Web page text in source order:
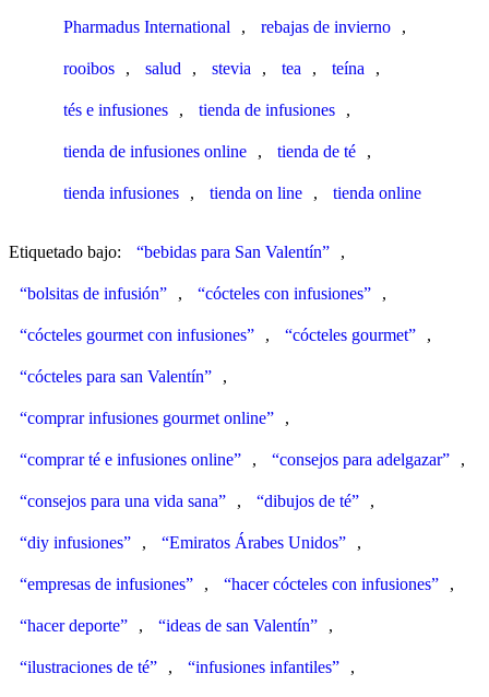
Pharmadus International , rebajas de invierno ,
rooibos , salud , stevia , tea , teína ,
tés e infusiones , tienda de infusiones ,
tienda de infusiones online , tienda de té ,
tienda infusiones , tienda on line , tienda online
Etiquetado bajo: “bebidas para San Valentín” ,
“bolsitas de infusión” , “cócteles con infusiones” ,
“cócteles gourmet con infusiones” , “cócteles gourmet” ,
“cócteles para san Valentín” ,
“comprar infusiones gourmet online” ,
“comprar té e infusiones online” , “consejos para adelgazar” ,
“consejos para una vida sana” , “dibujos de té” ,
“diy infusiones” , “Emiratos Árabes Unidos” ,
“empresas de infusiones” , “hacer cócteles con infusiones” ,
“hacer deporte” , “ideas de san Valentín” ,
“ilustraciones de té” , “infusiones infantiles” ,